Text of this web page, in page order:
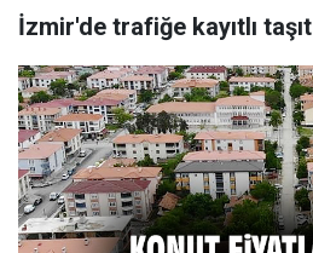
İzmir'de trafiğe kayıtlı taşıt